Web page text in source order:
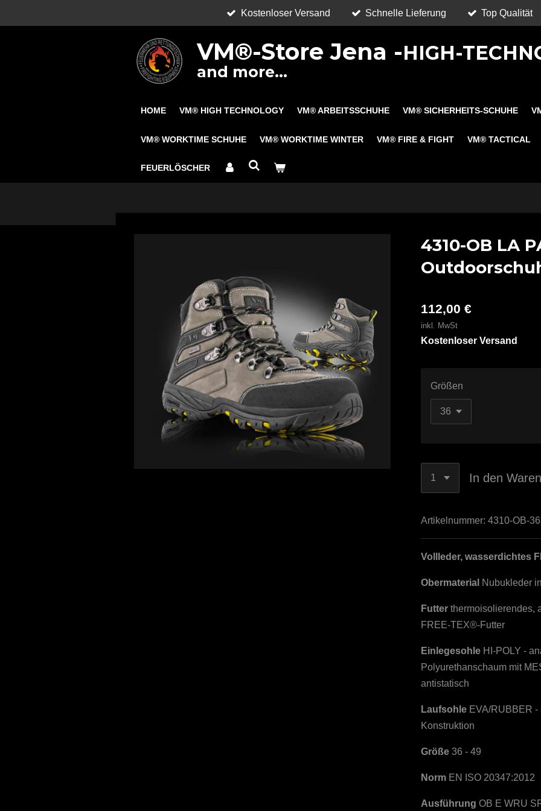
Kostenloser Versand Schnelle Lieferung Top Qualität
VM®-Store Jena -HIGH-
and more...
HOME VM® HIGH TECHNOLOGY VM® ARBEITSSCHUHE VM® SICHERHEITS-SCHUHE
VM® WORKTIME SCHUHE VM® WORKTIME WINTER VM® FIRE & FIGHT VM® TACTICAL
FEUERLÖSCHER
4310-OB LA
112,00 €
inkl. MwSt
Kostenloser Versand
Größen
In den
Artikelnummer: 4310-OB-36
Vollleder, wasserdichtes
Obermaterial Nubukleder
Futter thermoisolierendes,
FREE-TEX®-Futter
Einlegesohle HI-POLY -
Polyurethanschaum mit
antistatisch
Laufsohle EVA/RUBBER -
Konstruktion
Größe 36 - 49
Norm EN ISO 20347:2012
Ausführung OB E WRU